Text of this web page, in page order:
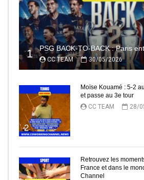
1 PSG BACK-TO-BACK : Paris
CC TEAM 30/05/2026
2
Moïse Kouamé : 5-2
et passe au 3e tour
CC TEAM
28/
Retrouvez les
France et dans le
Channel